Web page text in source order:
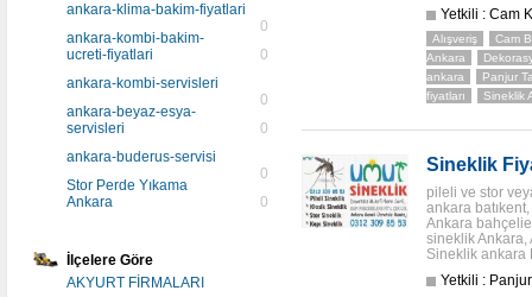
ankara-klima-bakim-fiyatlari
0
ankara-kombi-bakim-
ucreti-fiyatlari
0
ankara-kombi-servisleri
0
ankara-beyaz-esya-
servisleri
0
ankara-buderus-servisi
0
Stor Perde Yıkama
Ankara
0
İlçelere Göre
AKYURT FİRMALARI
Yetkili : Cam
Alışveriş
Cam
Ankara
ankara
Panjur
fiyatları
Sineklik
Sineklik
pileli ve stor
ankara
Ankara
sineklik Ankara,
Sineklik ankara
Yetkili :